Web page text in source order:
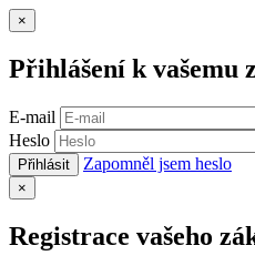
×
Přihlášení k vašemu
E-mail
Heslo
Přihlásit Zapomněl jsem heslo
×
Registrace vašeho